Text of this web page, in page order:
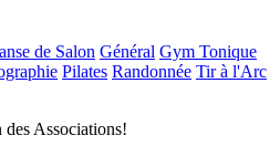
de Salon Général Gym Tonique
Pilates Randonnée Tir à l'Arc
des Associations!